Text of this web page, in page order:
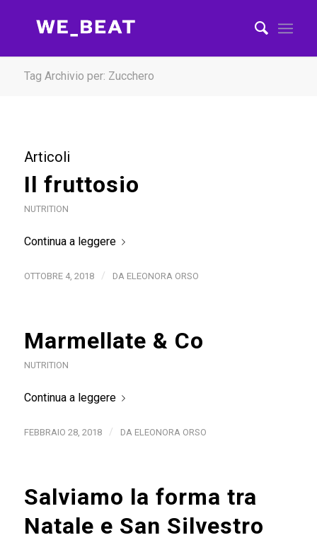
Tag Archivio per: Zucchero
Articoli
Il fruttosio
NUTRITION
Continua a leggere
OTTOBRE 4, 2018 / DA ELEONORA ORSO
Marmellate & Co
NUTRITION
Continua a leggere
FEBBRAIO 28, 2018 / DA ELEONORA ORSO
Salviamo la forma tra
Natale e San Silvestro